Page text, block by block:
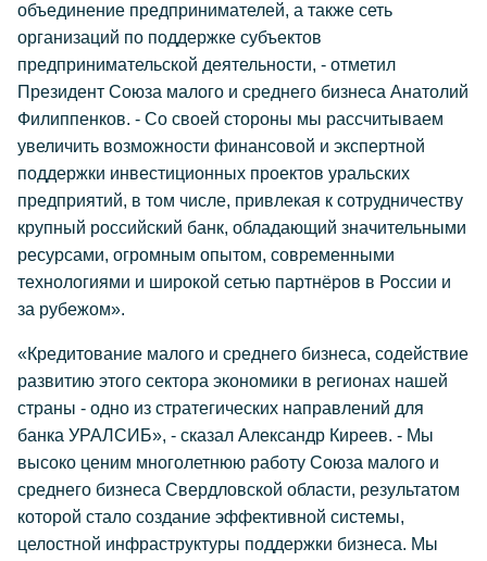
объединение предпринимателей, а также сеть
организаций по поддержке субъектов
предпринимательской деятельности, - отметил
Президент Союза малого и среднего бизнеса Анатолий
Филиппенков. - Со своей стороны мы рассчитываем
увеличить возможности финансовой и экспертной
поддержки инвестиционных проектов уральских
предприятий, в том числе, привлекая к сотрудничеству
крупный российский банк, обладающий значительными
ресурсами, огромным опытом, современными
технологиями и широкой сетью партнёров в России и
за рубежом».
«Кредитование малого и среднего бизнеса, содействие
развитию этого сектора экономики в регионах нашей
страны - одно из стратегических направлений для
банка УРАЛСИБ», - сказал Александр Киреев. - Мы
высоко ценим многолетнюю работу Союза малого и
среднего бизнеса Свердловской области, результатом
которой стало создание эффективной системы,
целостной инфраструктуры поддержки бизнеса. Мы